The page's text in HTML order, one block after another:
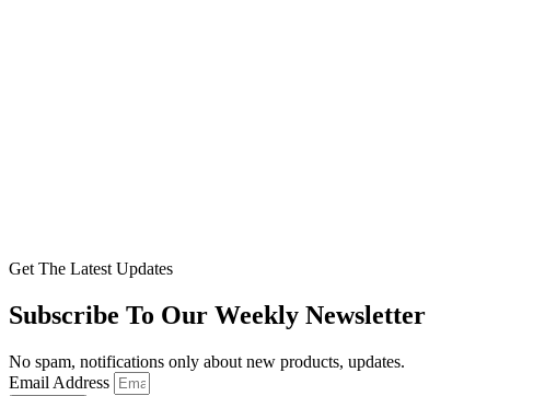
Get The Latest Updates
Subscribe To Our Weekly Newsletter
No spam, notifications only about new products, updates.
Email Address